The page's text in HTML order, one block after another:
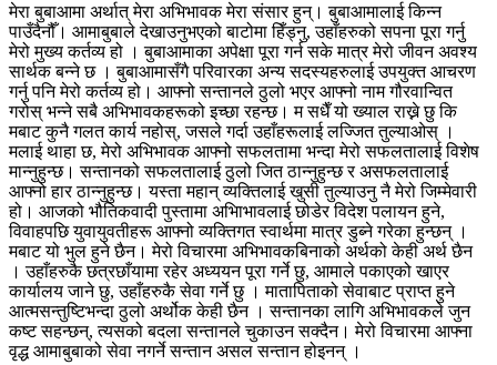
मेरा बुबाआमा अर्थात् मेरा अभिभावक मेरा संसार हुन्। बुबाआमालाई किन्न
पाउँदैनौँ। आमाबुबाले देखाउनुभएको बाटोमा हिँड्नु, उहाँहरुको सपना पूरा गर्नु
मेरो मुख्य कर्तव्य हो । बुबाआमाका अपेक्षा पूरा गर्न सके मात्र मेरो जीवन अवश्य
सार्थक बन्ने छ । बुबाआमासँगै परिवारका अन्य सदस्यहरुलाई उपयुक्त आचरण
गर्नु पनि मेरो कर्तव्य हो। आफ्नो सन्तानले ठुलो भएर आफ्नो नाम गौरवान्वित
गरोस् भन्ने सबै अभिभावकहरूको इच्छा रहन्छ। म सधैँ यो ख्याल राख्ने छु कि
मबाट कुनै गलत कार्य नहोस्, जसले गर्दा उहाँहरूलाई लज्जित तुल्याओस् ।
मलाई थाहा छ, मेरो अभिभावक आफ्नो सफलतामा भन्दा मेरो सफलतालाई विशेष
मान्नुहुन्छ। सन्तानको सफलतालाई ठुलो जित ठान्नुहुन्छ र असफलतालाई
आफ्नो हार ठान्नुहुन्छ। यस्ता महान् व्यक्तिलाई खुसी तुल्याउनु नै मेरो जिम्मेवारी
हो। आजको भौतिकवादी पुस्तामा अभिाभावलाई छोडेर विदेश पलायन हुने,
विवाहपछि युवायुवतीहरू आफ्नो व्यक्तिगत स्वार्थमा मात्र डुब्ने गरेका हुन्छन् ।
मबाट यो भुल हुने छैन। मेरो विचारमा अभिभावकबिनाको अर्थको केही अर्थ छैन
। उहाँहरुकै छत्रछाँयामा रहेर अध्ययन पूरा गर्ने छु, आमाले पकाएको खाएर
कार्यालय जाने छु, उहाँहरुकै सेवा गर्ने छु । मातापिताको सेवाबाट प्राप्त हुने
आत्मसन्तुष्टिभन्दा ठुलो अर्थोक केही छैन । सन्तानका लागि अभिभावकले जुन
कष्ट सहन्छन्, त्यसको बदला सन्तानले चुकाउन सक्दैन। मेरो विचारमा आफ्ना
वृद्ध आमाबुबाको सेवा नगर्ने सन्तान असल सन्तान होइनन् ।